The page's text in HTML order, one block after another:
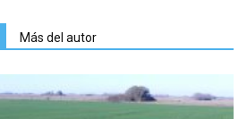
Más del autor